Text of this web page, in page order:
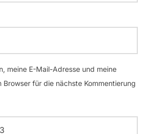
meine E-Mail-Adresse und meine
Browser für die nächste Kommentierung